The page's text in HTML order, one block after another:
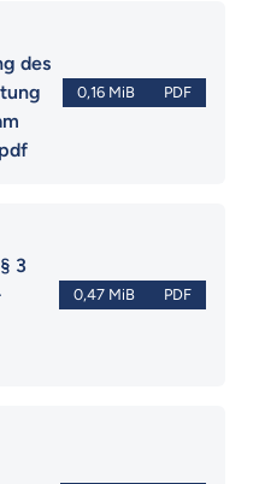
des
0,16 MiB PDF
3
0,47 MiB PDF